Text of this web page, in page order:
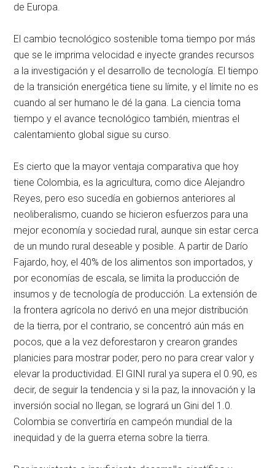
de Europa.
El cambio tecnológico sostenible toma tiempo por más
que se le imprima velocidad e inyecte grandes recursos
a la investigación y el desarrollo de tecnología. El tiempo
de la transición energética tiene su límite, y el límite no es
cuando al ser humano le dé la gana. La ciencia toma
tiempo y el avance tecnológico también, mientras el
calentamiento global sigue su curso.
Es cierto que la mayor ventaja comparativa que hoy
tiene Colombia, es la agricultura, como dice Alejandro
Reyes, pero eso sucedía en gobiernos anteriores al
neoliberalismo, cuando se hicieron esfuerzos para una
mejor economía y sociedad rural, aunque sin estar cerca
de un mundo rural deseable y posible. A partir de Darío
Fajardo, hoy, el 40% de los alimentos son importados, y
por economías de escala, se limita la producción de
insumos y de tecnología de producción. La extensión de
la frontera agrícola no derivó en una mejor distribución
de la tierra, por el contrario, se concentró aún más en
pocos, que a la vez deforestaron y crearon grandes
planicies para mostrar poder, pero no para crear valor y
elevar la productividad. El GINI rural ya supera el 0.90, es
decir, de seguir la tendencia y si la paz, la innovación y la
inversión social no llegan, se logrará un Gini del 1.0.
Colombia se convertiría en campeón mundial de la
inequidad y de la guerra eterna sobre la tierra.